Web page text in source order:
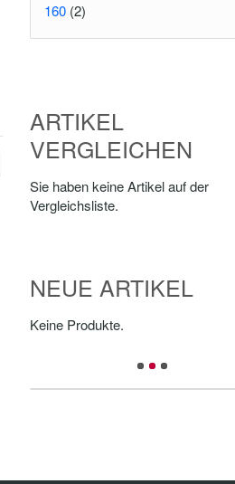
160 (2)
ARTIKEL
VERGLEICHEN
Sie haben keine Artikel auf der
Vergleichsliste.
NEUE ARTIKEL
Keine Produkte.